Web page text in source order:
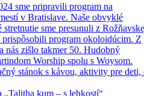
sme pripravili program na
v Bratislave. Naše obvyklé
sme presunuli z
prispôsobili program okoloidúcim. Z
nás zišlo takmer 50. Hudobný
Worship spolu s Woysom.
stánok s kávou, aktivity pre deti,